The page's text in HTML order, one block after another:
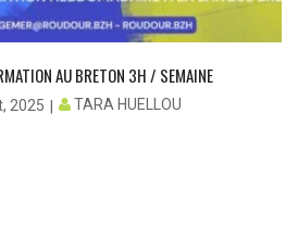
AU BRETON 3H / SEMAINE
2025 TARA HUELLOU